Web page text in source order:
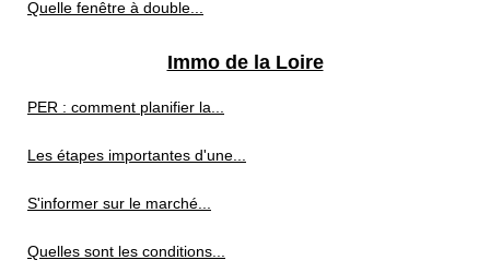
Quelle fenêtre à double...
Immo de la Loire
PER : comment planifier la...
Les étapes importantes d'une...
S'informer sur le marché...
Quelles sont les conditions...